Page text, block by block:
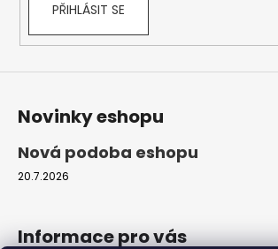
PŘIHLÁSIT SE
Novinky eshopu
Nová podoba eshopu
20.7.2026
Informace pro vás